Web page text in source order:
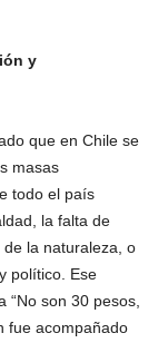
y
que en Chile se
masas
todo el país
la falta de
la naturaleza, o
político. Ese
son 30 pesos,
fue acompañado